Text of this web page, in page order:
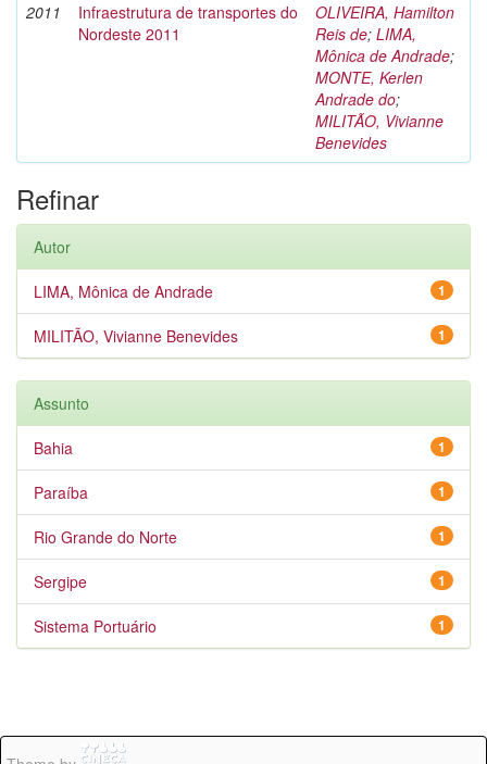
2011
Infraestrutura de transportes do
Nordeste 2011
OLIVEIRA, Hamilton
Reis de; LIMA,
Mônica de Andrade;
MONTE, Kerlen
Andrade do;
MILITÃO, Vivianne
Benevides
Refinar
Autor
1
LIMA, Mônica de Andrade
1
MILITÃO, Vivianne Benevides
Assunto
1
Bahia
1
Paraíba
1
Rio Grande do Norte
1
Sergipe
1
Sistema Portuário